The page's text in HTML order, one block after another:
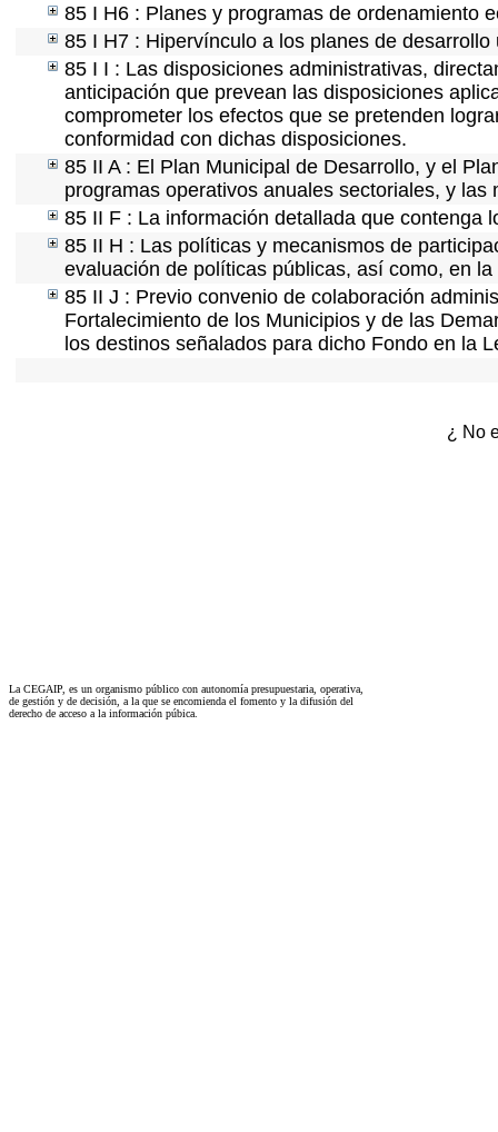
85 I H6 : Planes y programas de ordenamiento
85 I H7 : Hipervínculo a los planes de desarrollo
85 I I : Las disposiciones administrativas,
anticipación que prevean las disposiciones
comprometer los efectos que se pretenden
conformidad con dichas disposiciones.
85 II A : El Plan Municipal de Desarrollo, y el
programas operativos anuales sectoriales, y
85 II F : La información detallada que contenga
85 II H : Las políticas y mecanismos de
evaluación de políticas públicas, así como, en
85 II J : Previo convenio de colaboración
Fortalecimiento de los Municipios y de las
los destinos señalados para dicho Fondo en la
¿ No
La CEGAIP, es un organismo público con autonomía presupuestaria, operativa,
de gestión y de decisión, a la que se encomienda el fomento y la difusión del
derecho de acceso a la información púbica.